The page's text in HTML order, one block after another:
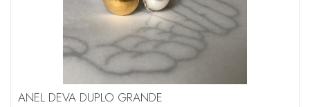
ANEL DEVA DUPLO GRANDE